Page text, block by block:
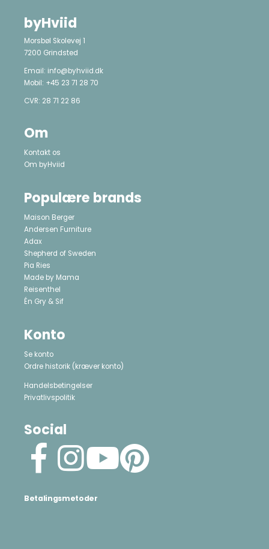
byHviid
Morsbøl Skolevej 1
7200 Grindsted
Email: info@byhviid.dk
Mobil: +45 23 71 28 70
CVR: 28 71 22 86
Om
Kontakt os
Om byHviid
Populære brands
Maison Berger
Andersen Furniture
Adax
Shepherd of Sweden
Pia Ries
Made by Mama
Reisenthel
Én Gry & Sif
Konto
Se konto
Ordre historik (kræver konto)
Handelsbetingelser
Privatlivspolitik
Social
Betalingsmetoder